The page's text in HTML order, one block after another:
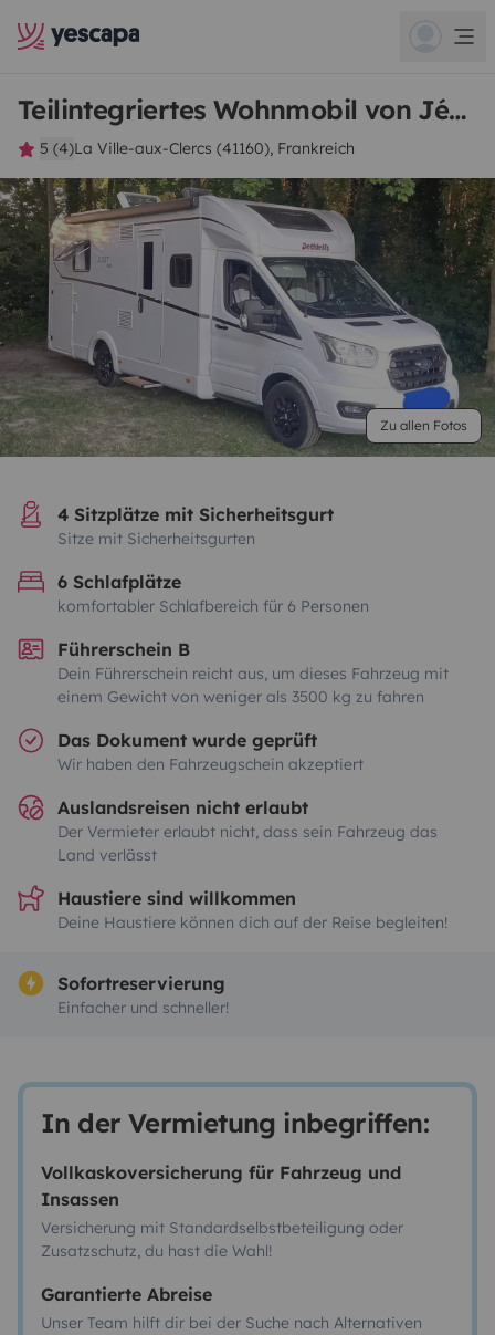
Teilintegriertes Wohnmobil von Jérôme
5 (4)La Ville-aux-Clercs (41160), Frankreich
Zu allen Fotos
4 Sitzplätze mit Sicherheitsgurt
Sitze mit Sicherheitsgurten
6 Schlafplätze
komfortabler Schlafbereich für 6 Personen
Führerschein B
Dein Führerschein reicht aus, um dieses Fahrzeug mit
einem Gewicht von weniger als 3500 kg zu fahren
Das Dokument wurde geprüft
Wir haben den Fahrzeugschein akzeptiert
Auslandsreisen nicht erlaubt
Der Vermieter erlaubt nicht, dass sein Fahrzeug das
Land verlässt
Haustiere sind willkommen
Deine Haustiere können dich auf der Reise begleiten!
Sofortreservierung
Einfacher und schneller!
In der Vermietung inbegriffen:
Vollkaskoversicherung für Fahrzeug und
Insassen
Versicherung mit Standardselbstbeteiligung oder
Zusatzschutz, du hast die Wahl!
Garantierte Abreise
Unser Team hilft dir bei der Suche nach Alternativen